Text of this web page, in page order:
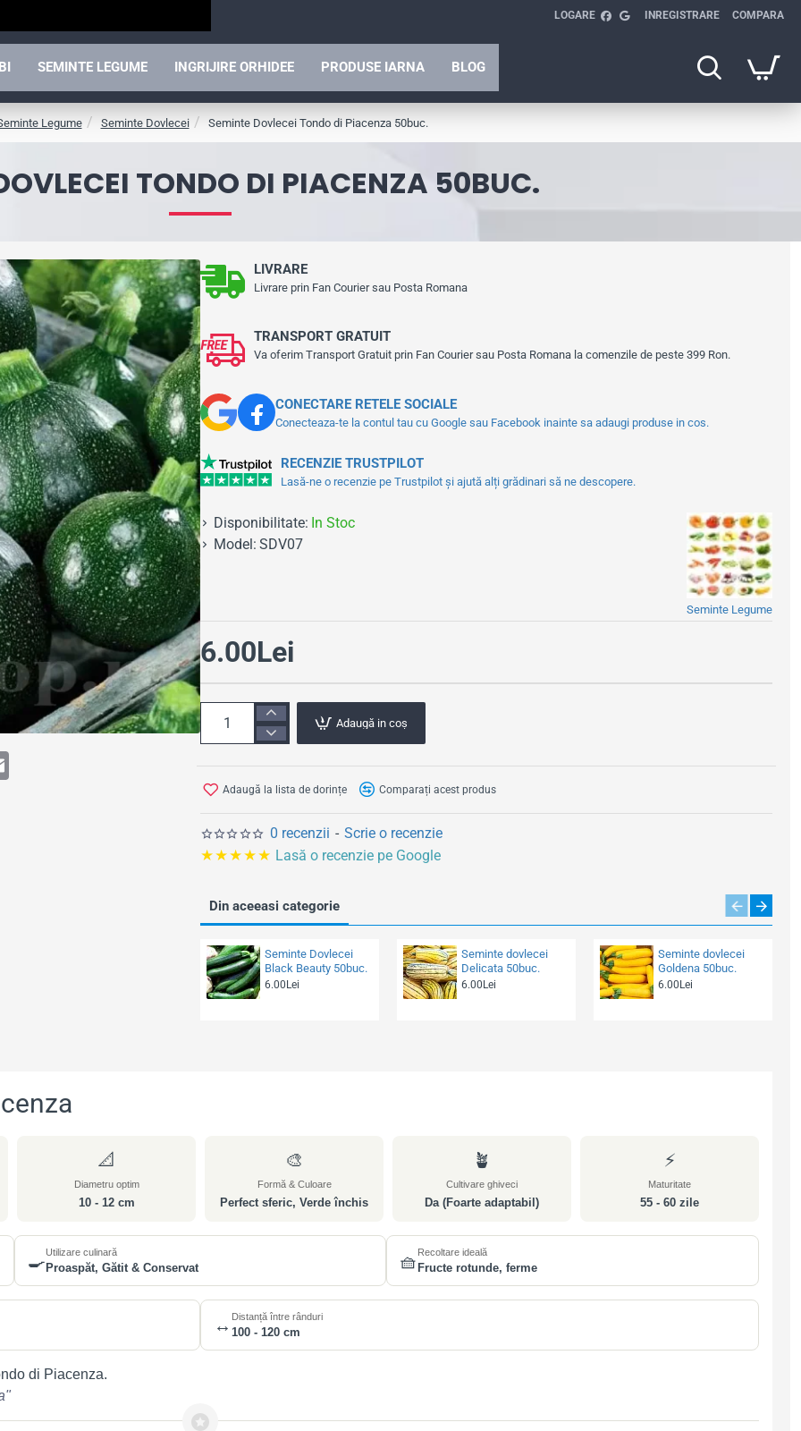
LOGARE INREGISTRARE COMPARA
SEMINTE LEGUME INGRIJIRE ORHIDEE PRODUSE IARNA BLOG
TONDO DI PIACENZA 50BUC.
Legume Seminte Dovlecei Seminte Dovlecei Tondo di Piacenza 50buc.
E
LIVRARE
Livrare prin Fan Courier sau Posta Romana
CONECTARE RETELE SOCIALE
Conecteaza-te la contul tau cu Google sau Facebook inainte sa adaugi produse in cos.
TRANSPORT GRATUIT
Va oferim Transport Gratuit prin Fan Courier sau Posta Romana la comenzile de peste 399 Ron.
RECENZIE TRUSTPILOT
Lasă-ne o recenzie pe Trustpilot și ajută alți grădinari să ne descopere.
Disponibilitate: In Stoc
Model: SDV07
Seminte Legume
0 recenzii - Scrie o recenzie
6.00Lei
Adaugă in coş
Adaugă la lista de dorințe Comparați acest produs
Din aceeasi categorie
Seminte Dovlecei
Black Beauty 50buc.
6.00Lei
Seminte dovlecei
Delicata 50buc.
6.00Lei
Seminte dovlecei
Goldena 50buc.
6.00Lei
★★★★★ Lasă o recenzie pe Google
📐
Diametru optim
10 - 12 cm
🎨
Formă & Culoare
Perfect sferic, Verde închis
🪴
Cultivare ghiveci
Da (Foarte adaptabil)
⚡
Maturitate
55 - 60 zile
🍳Utilizare culinară
Proaspăt, Gătit & Conservat 🧺Recoltare ideală
Fructe rotunde, ferme
↔️ Distanță între rânduri
100 - 120 cm
di Piacenza.